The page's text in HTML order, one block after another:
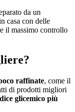
da un
casa con delle
il massimo controllo
raffinate, come il
di prodotti migliori
glicemico più